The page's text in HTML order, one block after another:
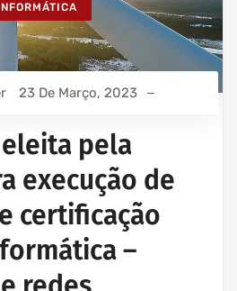
23 De Março, 2023
pela
execução de
certificação
–